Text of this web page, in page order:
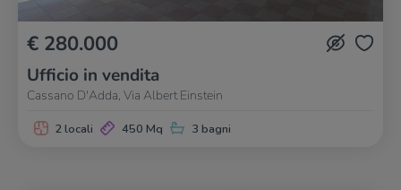
€ 280.000
Ufficio in vendita
Cassano D'Adda, Via Albert Einstein
2 locali 450 Mq 3 bagni